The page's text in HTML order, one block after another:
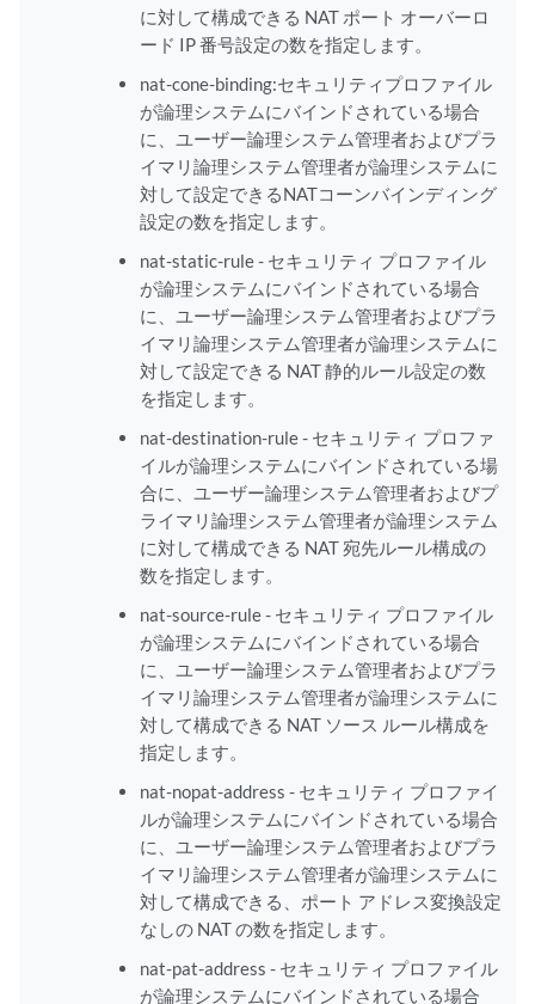
に対して構成できる NAT ポート オーバーロ
ード IP 番号設定の数を指定します。
nat-cone-binding:セキュリティプロファイル
が論理システムにバインドされている場合
に、ユーザー論理システム管理者およびプラ
イマリ論理システム管理者が論理システムに
対して設定できるNATコーンバインディング
設定の数を指定します。
nat-static-rule - セキュリティ プロファイル
が論理システムにバインドされている場合
に、ユーザー論理システム管理者およびプラ
イマリ論理システム管理者が論理システムに
対して設定できる NAT 静的ルール設定の数
を指定します。
nat-destination-rule - セキュリティ プロファ
イルが論理システムにバインドされている場
合に、ユーザー論理システム管理者およびプ
ライマリ論理システム管理者が論理システム
に対して構成できる NAT 宛先ルール構成の
数を指定します。
nat-source-rule - セキュリティ プロファイル
が論理システムにバインドされている場合
に、ユーザー論理システム管理者およびプラ
イマリ論理システム管理者が論理システムに
対して構成できる NAT ソース ルール構成を
指定します。
nat-nopat-address - セキュリティ プロファイ
ルが論理システムにバインドされている場合
に、ユーザー論理システム管理者およびプラ
イマリ論理システム管理者が論理システムに
対して構成できる、ポート アドレス変換設定
なしの NAT の数を指定します。
nat-pat-address - セキュリティ プロファイル
が論理システムにバインドされている場合